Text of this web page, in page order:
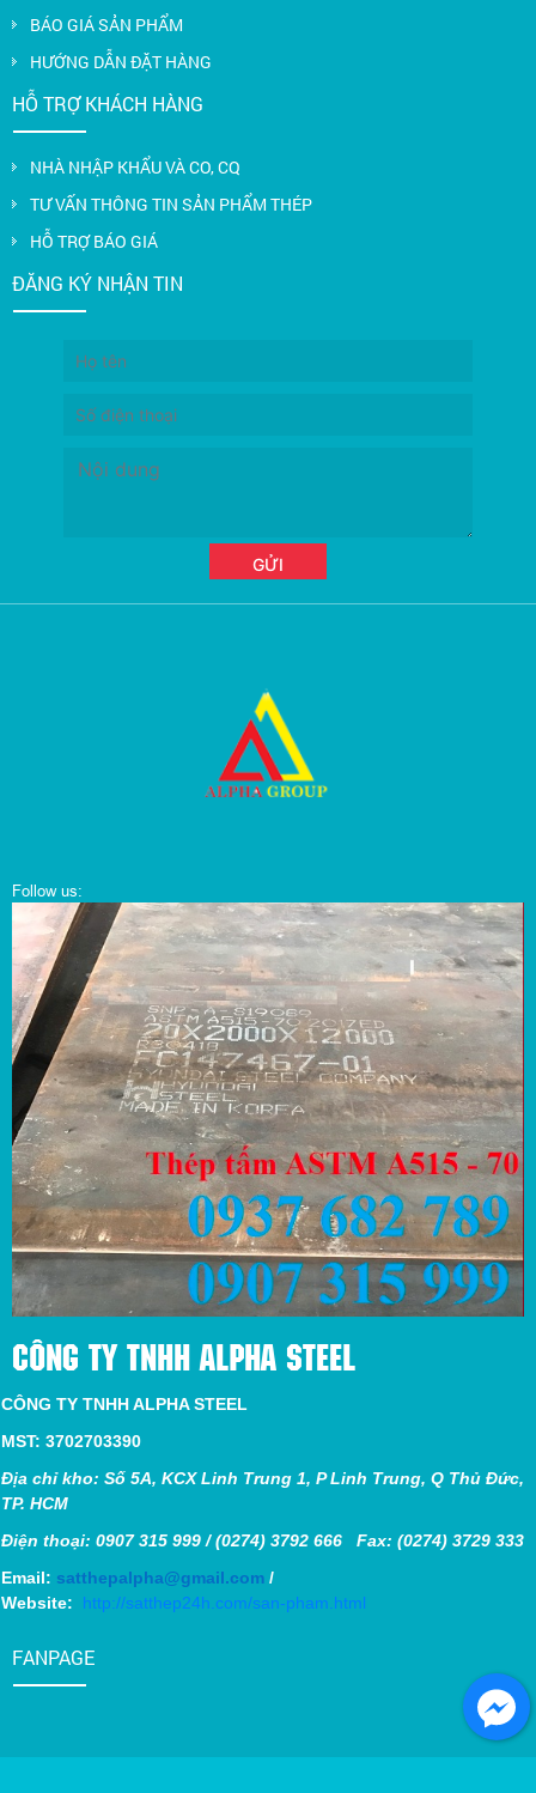
BÁO GIÁ SẢN PHẨM
HƯỚNG DẪN ĐẶT HÀNG
HỖ TRỢ KHÁCH HÀNG
NHÀ NHẬP KHẨU VÀ CO, CQ
TƯ VẤN THÔNG TIN SẢN PHẨM THÉP
HỖ TRỢ BÁO GIÁ
ĐĂNG KÝ NHẬN TIN
Follow us:
CÔNG TY TNHH ALPHA STEEL
CÔNG TY TNHH ALPHA STEEL
MST: 3702703390
Địa chỉ kho: Số 5A, KCX Linh Trung 1, P Linh Trung, Q Thủ Đức,
TP. HCM
Điện thoại: 0907 315 999 / (0274) 3792 666 Fax: (0274) 3729 333
Email: satthepalpha@gmail.com /
Website:
http://satthep24h.com/san-pham.html
FANPAGE